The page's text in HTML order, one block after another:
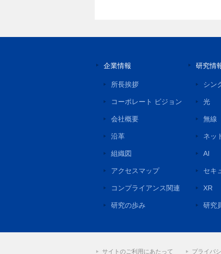
企業情報
所長挨拶
コーポレート ビジョン
会社概要
沿革
組織図
アクセスマップ
コンプライアンス関連
研究の歩み
研究情
シン
光
無線
ネッ
AI
セキ
XR
研究
サイトのご利用にあたって プライバ